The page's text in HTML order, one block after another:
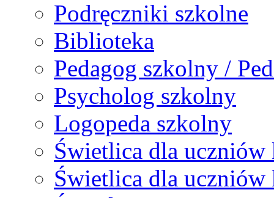
Podręczniki szkolne
Biblioteka
Pedagog szkolny /
Psycholog szkolny
Logopeda szkolny
Świetlica dla uczniów
Świetlica dla